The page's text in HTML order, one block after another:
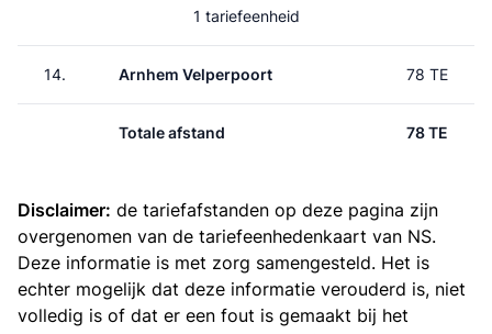
1 tariefeenheid
14. Arnhem Velperpoort 78 TE
Totale afstand 78 TE
Disclaimer: de tariefafstanden op deze pagina zijn
overgenomen van de tariefeenhedenkaart van NS.
Deze informatie is met zorg samengesteld. Het is
echter mogelijk dat deze informatie verouderd is, niet
volledig is of dat er een fout is gemaakt bij het